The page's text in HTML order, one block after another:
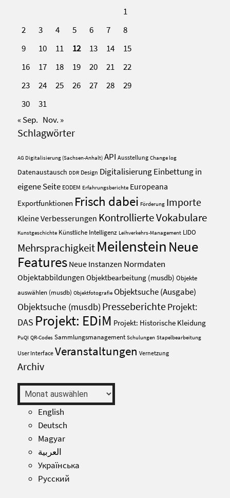
1
2
3 4 5 6 7
8
9
10 11 12 13 14
15
16
17 18 19 20 21
22
23
24 25 26 27 28
29
30
31
« Sep. Nov. »
Schlagwörter
AG Digitalisierung (Sachsen-Anhalt) API Ausstellung Change log
Datenaustausch DDR Design Digitalisierung Einbettung in
eigene Seite EODEM Erfahrungsberichte Europeana
Exportfunktionen Frisch dabei Förderung Importe
Kleine Verbesserungen Kontrollierte Vokabulare
Kunstgeschichte Künstliche Intelligenz Leihverkehrs-Management LIDO
Mehrsprachigkeit Meilenstein Neue
Features Neue Instanzen Normdaten
Objektabbildungen Objektbearbeitung (musdb) Objekte
auswählen (musdb) Objektfotografie Objektsuche (Ausgabe)
Objektsuche (musdb) PresseberichteProjekt:
DAS Projekt: EDiM Projekt: Historische Kleidung
PuQI QR-Codes Sammlungsmanagement Schulungen Stapelbearbeitung
User Interface Veranstaltungen Vernetzung
Archiv
Archiv
English
Deutsch
Magyar
العربية
Українська
Русский